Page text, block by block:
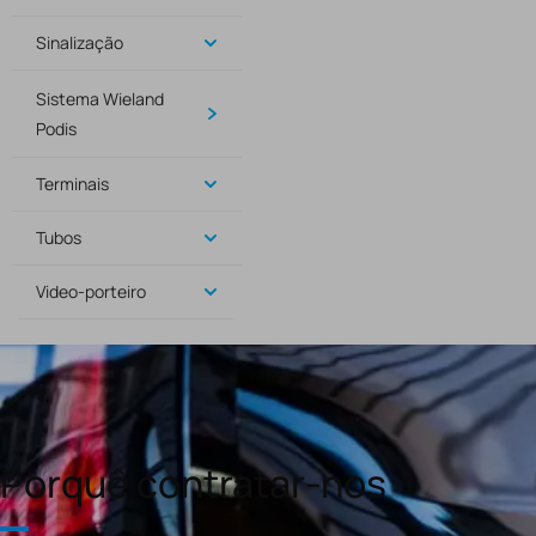
Sinalização
Sistema Wieland
Podis
Terminais
Tubos
Video-porteiro
Porquê contratar-nos